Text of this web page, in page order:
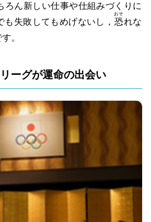
ろん新しい仕事や仕組みづくりに
失敗してもめげないし， 恐
おそ
れな
。
ーグが運命の出会い